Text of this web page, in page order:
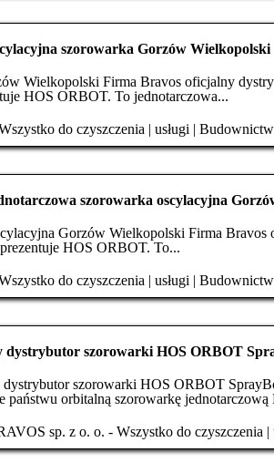
szorowarka Gorzów Wielkopolski
Wielkopolski Firma Bravos oficjalny
HOS ORBOT. To jednotarczowa...
do czyszczenia | usługi |
szorowarka oscylacyjna
Gorzów Wielkopolski Firma
HOS ORBOT. To...
do czyszczenia | usługi |
dystrybutor szorowarki HOS ORBOT
szorowarki HOS ORBOT
państwu orbitalną szorowarkę
sp. z o. o. - Wszystko do czyszczenia |